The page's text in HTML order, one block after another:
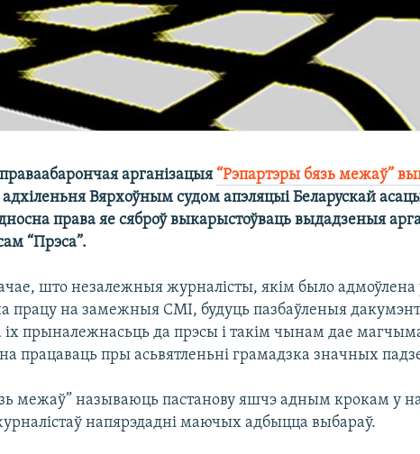
арганізацыя“Рэпартэры бязь межаў”
Вярхоўным судом апэляцыі Беларускай
права яе сяброў выкарыстоўваць выдадзеныя
“Прэса”.
што незалежныя журналісты, якім было адмоўлена
працу на замежныя СМІ, будуць пазбаўленыя
іх прыналежнасьць да прэсы і такім чынам дае
працаваць пры асьвятленьні грамадзка значных
межаў” называюць пастанову яшчэ адным крокам у
напярэдадні маючых адбыцца выбараў.